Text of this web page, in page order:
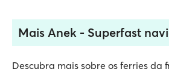
Mais Anek - Superfast
Descubra mais sobre os ferries da